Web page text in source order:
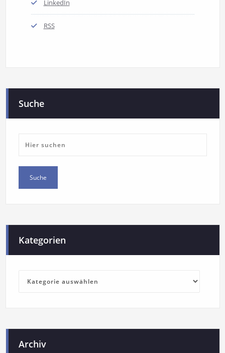
LinkedIn
RSS
Suche
Kategorien
Archiv